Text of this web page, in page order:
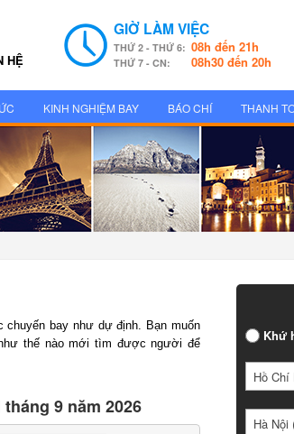
GIỜ LÀM VIỆC
THỨ 2 - THỨ 6:08h đến 21h
THỨ 7 - CN: 08h30 đến 20h
KINH NGHIỆM BAY BÁO CHÍ THANH
bay như dự định. Bạn muốn
thế nào mới tìm được người để
9 năm 2026
Khứ
Hồ Chí
Hà Nội